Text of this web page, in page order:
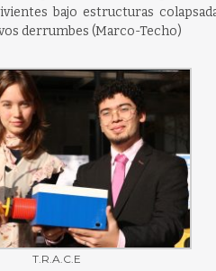
bajo estructuras
derrumbes (Marco-Techo)
T.R.A.C.E